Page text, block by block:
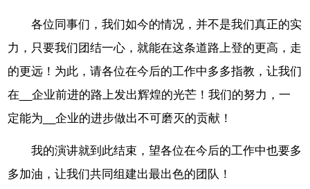
各位同事们，我们如今的情况，并不是我们真正的实
力，只要我们团结一心，就能在这条道路上登的更高，走
的更远！为此，请各位在今后的工作中多多指教，让我们
在__企业前进的路上发出辉煌的光芒！我们的努力，一
定能为__企业的进步做出不可磨灭的贡献！
我的演讲就到此结束，望各位在今后的工作中也要多
多加油，让我们共同组建出最出色的团队！